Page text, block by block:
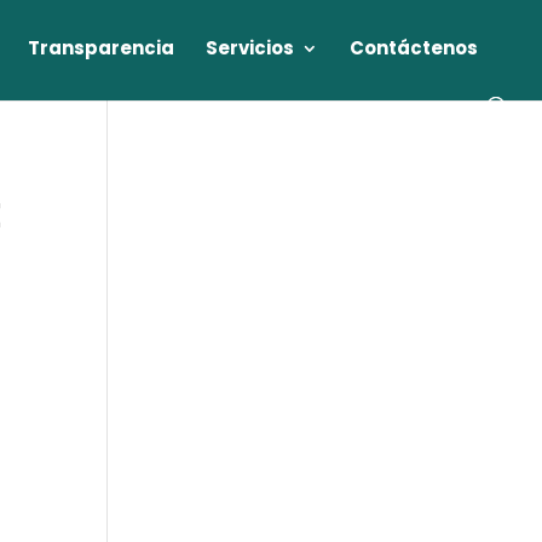
Transparencia Servicios Contáctenos